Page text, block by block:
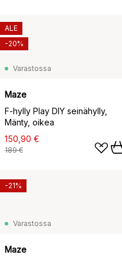
Varastossa
Maze
F-hylly Play DIY seinähylly,
Mänty, oikea
150,90 €
189 €
ALE
-20%
Varastossa
Maze
-21%